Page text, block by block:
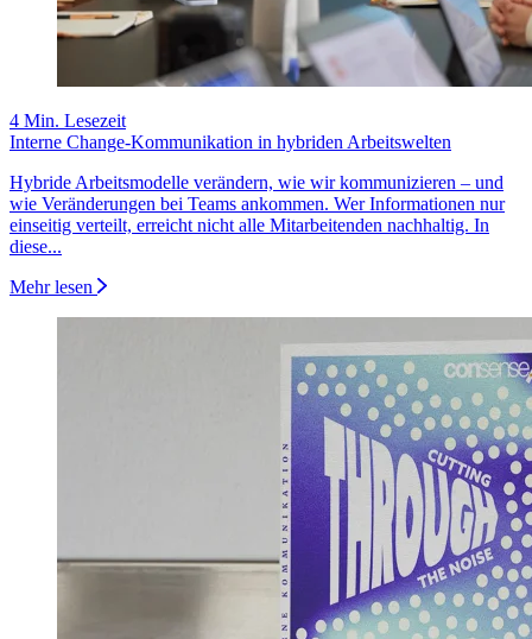
4 Min. Lesezeit
Interne Change-Kommunikation in hybriden Arbeitswelten
Hybride Arbeitsmodelle verändern, wie wir kommunizieren – und
wie Veränderungen bei Teams ankommen. Wer Informationen nur
einseitig verteilt, erreicht nicht alle Mitarbeitenden nachhaltig. In
diese...
Mehr lesen